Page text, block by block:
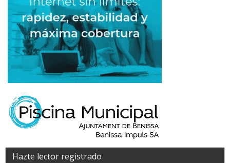
Hazte lector registrado